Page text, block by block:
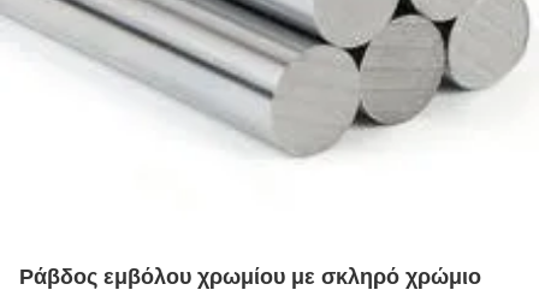
Ράβδος εμβόλου χρωμίου με σκληρό χρώμιο